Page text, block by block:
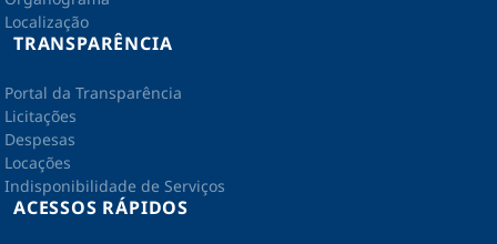
Localização
TRANSPARÊNCIA
Portal da Transparência
Licitações
Despesas
Locações
Indisponibilidade de Serviços
ACESSOS RÁPIDOS